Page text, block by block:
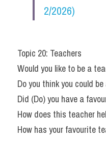
2/2026)
Topic 20: Teachers
Would you like to be a
Do you think you could
Did (Do) you have a
How does this teacher
How has your favourite